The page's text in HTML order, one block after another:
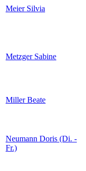
Meier Silvia
Metzger Sabine
Miller Beate
Neumann Doris (Di. -
Fr.)